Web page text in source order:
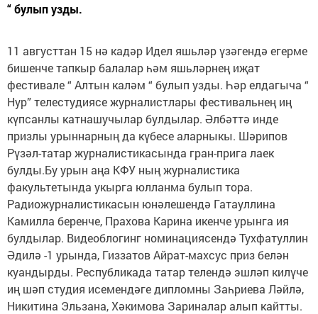
“ булып узды.
11 августтан 15 нә кадәр Идел яшьләр үзәгендә егерме
бишенче тапкыр балалар һәм яшьләрнең иҗат
фестивале “ Алтын каләм “ булып узды. Һәр елдагыча “
Нур” телестудиясе журналистлары фестивальнең иң
күпсанлы катнашучылар булдылар. Әлбәттә инде
призлы урыннарның да күбесе аларныкы. Шәрипов
Рүзәл-татар журналистикасында гран-прига лаек
булды.Бу урын аңа КФУ ның журналистика
факультетында укырга юлланма булып тора.
Радиожурналистикасын юнәлешендә Гатауллина
Камилла беренче, Прахова Карина икенче урынга ия
булдылар. Видеоблогинг номинациясендә Тухфатуллин
Әдилә -1 урында, Гиззатов Айрат-махсус приз белән
куандырды. Республикада татар телендә эшләп килүче
иң шәп студия исемендәге дипломны Заһриева Ләйлә,
Никитина Эльзана, Хәкимова Зариналар алып кайтты.